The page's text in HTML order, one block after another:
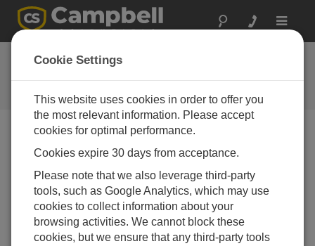
Toggle
よくある質問
当社の製品とソリューションに関
するよくある質問
107、108、109、110PV-L、BLACKGLOBE-
L などの温度センサーはどのように校正され
ますか?
これらのセンサーを購入すると、次の校正サービ
スが提供されます: TEMPCAL および
TEMPCAL2。
Cookie Settings
This website uses cookies in order to offer you
the most relevant information. Please accept
cookies for optimal performance.
Cookies expire 30 days from acceptance.
Please note that we also leverage third-party
tools, such as Google Analytics, which may use
cookies to collect information about your
browsing activities. We cannot block these
cookies, but we ensure that any third-party tools